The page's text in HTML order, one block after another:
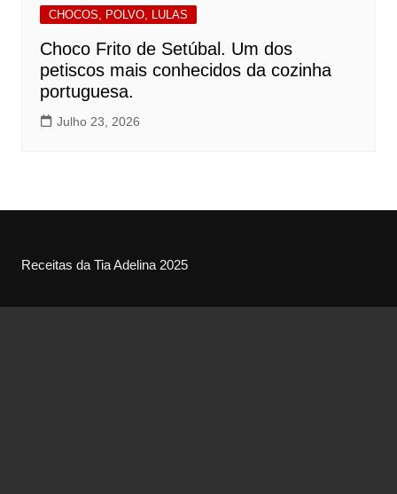
CHOCOS, POLVO, LULAS
Choco Frito de Setúbal. Um dos
petiscos mais conhecidos da cozinha
portuguesa.
Julho 23, 2026
Receitas da Tia Adelina 2025